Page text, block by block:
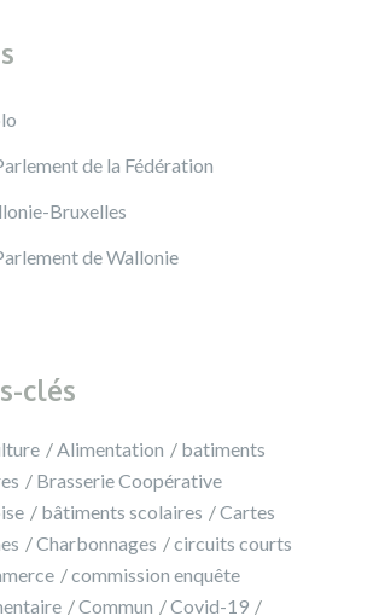
de la Fédération
Bruxelles
de Wallonie
clés
Alimentation
batiments
Brasserie Coopérative
bâtiments scolaires
Cartes
Charbonnages
circuits courts
commission enquête
Commun
Covid-19